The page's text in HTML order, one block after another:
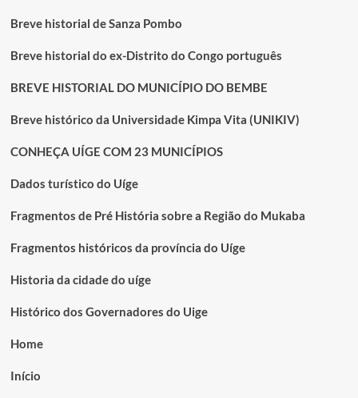
Breve historial de Sanza Pombo
Breve historial do ex-Distrito do Congo português
BREVE HISTORIAL DO MUNICÍPIO DO BEMBE
Breve histórico da Universidade Kimpa Vita (UNIKIV)
CONHEÇA UÍGE COM 23 MUNICÍPIOS
Dados turístico do Uíge
Fragmentos de Pré História sobre a Região do Mukaba
Fragmentos históricos da província do Uíge
Historia da cidade do uíge
Histórico dos Governadores do Uige
Home
Início